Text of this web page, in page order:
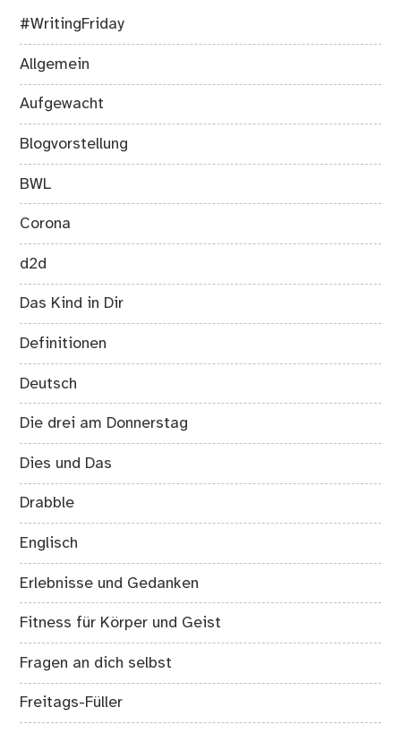
#WritingFriday
Allgemein
Aufgewacht
Blogvorstellung
BWL
Corona
d2d
Das Kind in Dir
Definitionen
Deutsch
Die drei am Donnerstag
Dies und Das
Drabble
Englisch
Erlebnisse und Gedanken
Fitness für Körper und Geist
Fragen an dich selbst
Freitags-Füller